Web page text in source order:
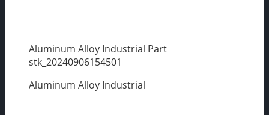
Aluminum Alloy Industrial Part
stk_20240906154501
Aluminum Alloy Industrial